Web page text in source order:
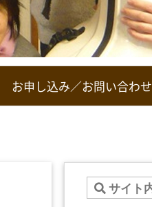
お申し込み／お問い合わせ